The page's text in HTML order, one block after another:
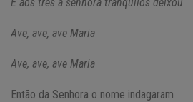
Ave, ave, ave Maria
Ave, ave, ave Maria
Então da Senhora o nome indagaram